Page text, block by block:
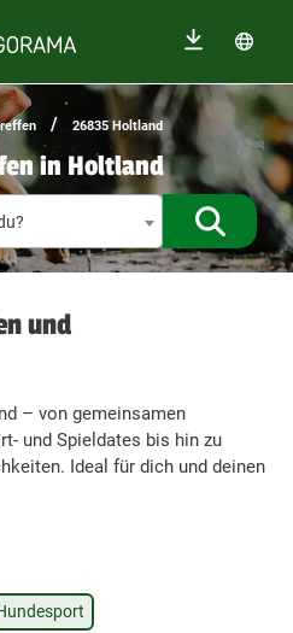
/ 26835 Holtland
in Holtland
Treffen
und
– von gemeinsamen
und Spieldates bis hin zu
Ideal für dich und deinen